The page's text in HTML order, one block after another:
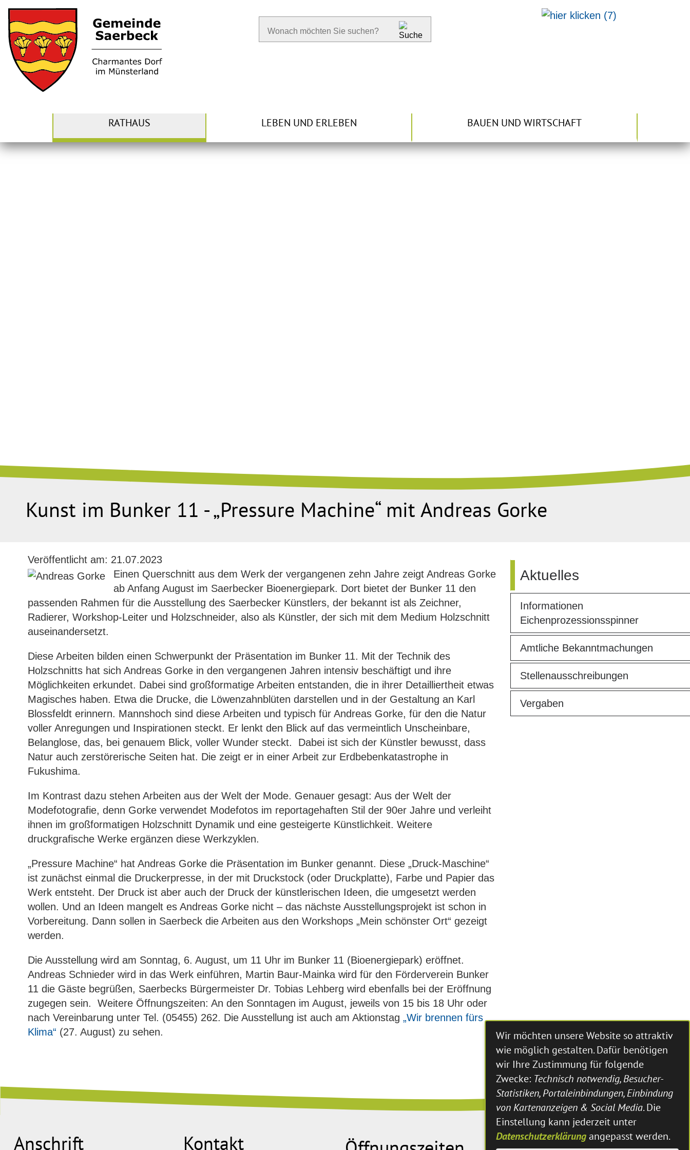
RATHAUS LEBEN UND ERLEBEN BAUEN UND WIRTSCHAFT
Kunst im Bunker 11 - „Pressure Machine“ mit Andreas Gorke
Aktuelles
Informationen
Eichenprozessionsspinner
Amtliche Bekanntmachungen
Stellenausschreibungen
Vergaben
Veröffentlicht am: 21.07.2023
Einen Querschnitt aus dem Werk der vergangenen zehn Jahre zeigt Andreas Gorke
ab Anfang August im Saerbecker Bioenergiepark. Dort bietet der Bunker 11 den
passenden Rahmen für die Ausstellung des Saerbecker Künstlers, der bekannt ist als Zeichner,
Radierer, Workshop-Leiter und Holzschneider, also als Künstler, der sich mit dem Medium Holzschnitt
auseinandersetzt.
Diese Arbeiten bilden einen Schwerpunkt der Präsentation im Bunker 11. Mit der Technik des
Holzschnitts hat sich Andreas Gorke in den vergangenen Jahren intensiv beschäftigt und ihre
Möglichkeiten erkundet. Dabei sind großformatige Arbeiten entstanden, die in ihrer Detailliertheit etwas
Magisches haben. Etwa die Drucke, die Löwenzahnblüten darstellen und in der Gestaltung an Karl
Blossfeldt erinnern. Mannshoch sind diese Arbeiten und typisch für Andreas Gorke, für den die Natur
voller Anregungen und Inspirationen steckt. Er lenkt den Blick auf das vermeintlich Unscheinbare,
Belanglose, das, bei genauem Blick, voller Wunder steckt. Dabei ist sich der Künstler bewusst, dass
Natur auch zerstörerische Seiten hat. Die zeigt er in einer Arbeit zur Erdbebenkatastrophe in
Fukushima.
Im Kontrast dazu stehen Arbeiten aus der Welt der Mode. Genauer gesagt: Aus der Welt der
Modefotografie, denn Gorke verwendet Modefotos im reportagehaften Stil der 90er Jahre und verleiht
ihnen im großformatigen Holzschnitt Dynamik und eine gesteigerte Künstlichkeit. Weitere
druckgrafische Werke ergänzen diese Werkzyklen.
„Pressure Machine“ hat Andreas Gorke die Präsentation im Bunker genannt. Diese „Druck-Maschine“
ist zunächst einmal die Druckerpresse, in der mit Druckstock (oder Druckplatte), Farbe und Papier das
Werk entsteht. Der Druck ist aber auch der Druck der künstlerischen Ideen, die umgesetzt werden
wollen. Und an Ideen mangelt es Andreas Gorke nicht – das nächste Ausstellungsprojekt ist schon in
Vorbereitung. Dann sollen in Saerbeck die Arbeiten aus den Workshops „Mein schönster Ort“ gezeigt
werden.
Die Ausstellung wird am Sonntag, 6. August, um 11 Uhr im Bunker 11 (Bioenergiepark) eröffnet.
Andreas Schnieder wird in das Werk einführen, Martin Baur-Mainka wird für den Förderverein Bunker
11 die Gäste begrüßen, Saerbecks Bürgermeister Dr. Tobias Lehberg wird ebenfalls bei der Eröffnung
zugegen sein. Weitere Öffnungszeiten: An den Sonntagen im August, jeweils von 15 bis 18 Uhr oder
nach Vereinbarung unter Tel. (05455) 262. Die Ausstellung ist auch am Aktionstag „Wir brennen fürs
Klima“ (27. August) zu sehen.
Anschrift Kontakt
Wir möchten unsere Website so attraktiv
wie möglich gestalten. Dafür benötigen
wir Ihre Zustimmung für folgende
Zwecke: Technisch notwendig, Besucher-
Statistiken, Portaleinbindungen, Einbindung
von Kartenanzeigen & Social Media. Die
Einstellung kann jederzeit unter
Datenschutzerklärungangepasst werden.